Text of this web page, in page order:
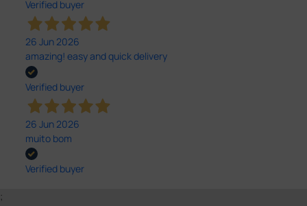
Verified buyer
26 Jun 2026
amazing! easy and quick delivery
Verified buyer
26 Jun 2026
muito bom
Verified buyer
;